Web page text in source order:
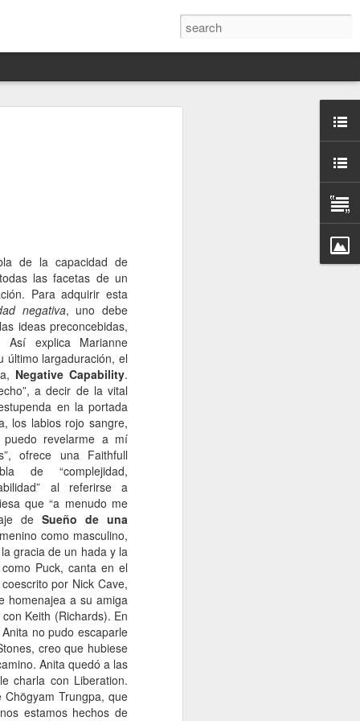
de la capacidad de
las facetas de un
Para adquirir esta
negativa, uno debe
ideas preconcebidas,
Así explica Marianne
último largaduración, el
Negative Capability.
a decir de la vital
en la portada
los labios rojo sangre,
revelarme a mí
ofrece una Faithfull
de “complejidad,
al referirse a
que “a menudo me
de Sueño de una
como masculino,
gracia de un hada y la
Puck, canta en el
por Nick Cave,
homenajea a su amiga
Keith (Richards). En
no pudo escaparle
creo que hubiese
Anita quedó a las
charla con Liberation.
Trungpa, que
estamos hechos de
las